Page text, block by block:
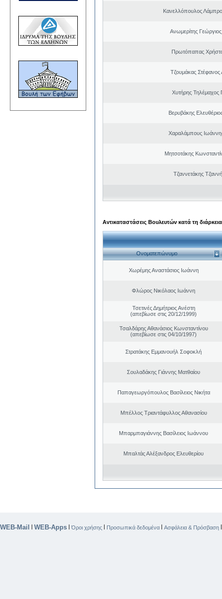
Κανελλόπουλος
Ανωμερίτης
Πρωτόπαπας
Τζουμάκας Στέφανος
Χυτήρης Τηλέμαχος
Βερυβάκης
Χαραλάμπους
Μητσοτάκης
Τζαννετάκης
Αντικαταστάσεις Βουλευτών κατά τη
Ονοματεπώνυμο
Χωρέμης Αναστάσιος Ιωάννη
Φλώρος Νικόλαος Ιωάννη
Τσετινές Δημήτριος Ανέστη
(απεβίωσε στις 20/12/1999)
Τσαλδάρης Αθανάσιος Κωνσταντίνου
(απεβίωσε στις 04/10/1997)
Στρατάκης Εμμανουήλ Σοφοκλή
Σουλαδάκης Γιάννης Ματθαίου
Παπαγεωργόπουλος Βασίλειος Νικήτα
Μπέλλος Τριαντάφυλλος Αθανασίου
Μπαρμπαγιάννης Βασίλειος Ιωάννου
Μπαλτάς Αλέξανδρος Ελευθερίου
WEB-Mail | WEB-Apps |Όροι χρήσης | Προσωπικά δεδομένα | Ασφάλεια & Πρόσβαση